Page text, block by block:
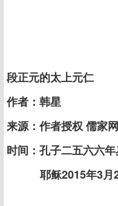
段正元的太上元仁
作者：韩星
来源：作者授权 儒家
时间：孔子二五六六
耶稣2015年3月